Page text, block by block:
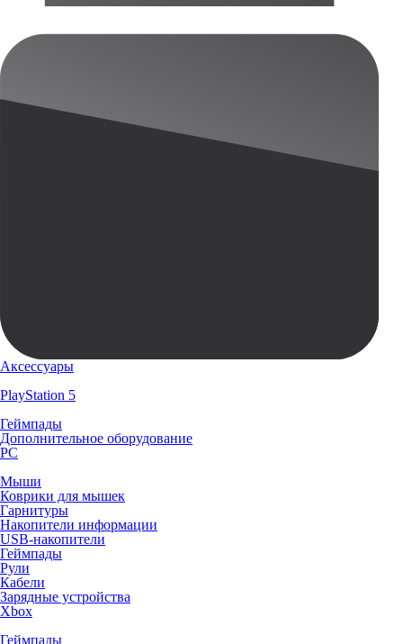
Аксессуары
PlayStation 5
Геймпады
Дополнительное оборудование
PC
Мыши
Коврики для мышек
Гарнитуры
Накопители информации
USB-накопители
Геймпады
Рули
Кабели
Зарядные устройства
Xbox
Геймпады